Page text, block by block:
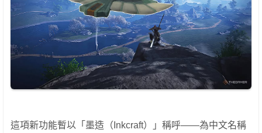
這項新功能暫以「墨造（Inkcraft）」稱呼——為中文名稱